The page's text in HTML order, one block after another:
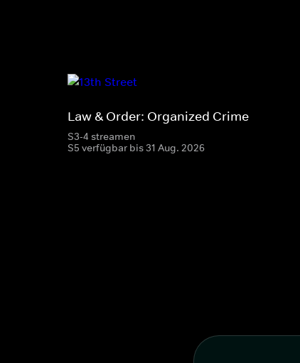
Law & Order: Organized Crime
S3-4 streamen
S5 verfügbar bis 31 Aug. 2026